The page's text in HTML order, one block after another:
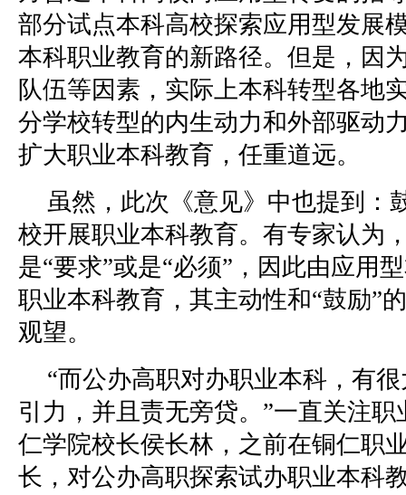
部分试点本科高校探索应用型发展
本科职业教育的新路径。但是，因
队伍等因素，实际上本科转型各地
分学校转型的内生动力和外部驱动
扩大职业本科教育，任重道远。
虽然，此次《意见》中也提到：
校开展职业本科教育。有专家认为
是“要求”或是“必须”，因此由应用
职业本科教育，其主动性和“鼓励”
观望。
“而公办高职对办职业本科，有
引力，并且责无旁贷。”一直关注
仁学院校长侯长林，之前在铜仁职
长，对公办高职探索试办职业本科